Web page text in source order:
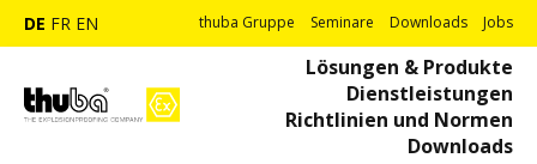
DE FR EN thuba Gruppe Seminare Downloads Jobs
Lösungen & Produkte
Dienstleistungen
Richtlinien und Normen
Downloads